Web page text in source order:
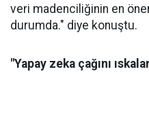
veri madenciliğinin en
durumda." diye konuştu.
"Yapay zeka çağını